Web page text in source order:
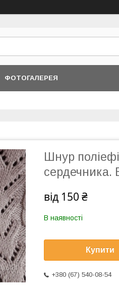
ФОТОГАЛЕРЕЯ
Шнур
сердечника.
від 150 ₴
В наявності
Купити
+380 (67) 540-08-54